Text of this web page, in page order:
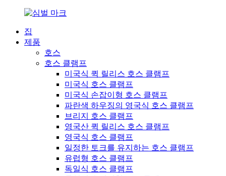
집
제품
호스
호스 클램프
미국식 퀵 릴리스 호스 클램프
미국식 호스 클램프
미국식 손잡이형 호스 클램프
파란색 하우징의 영국식 호스 클램프
브리지 호스 클램프
영국산 퀵 릴리스 호스 클램프
영국식 호스 클램프
일정한 토크를 유지하는 호스 클램프
유럽형 호스 클램프
독일식 호스 클램프